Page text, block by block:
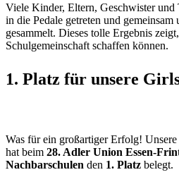
Viele Kinder, Eltern, Geschwister und
in die Pedale getreten und
gesammelt. Dieses tolle Ergebnis
Schulgemeinschaft schaffen können.
1. Platz für unsere
Was für ein großartiger Erfolg!
hat beim 28. Adler Union Essen-
Nachbarschulen den 1. Platz belegt.